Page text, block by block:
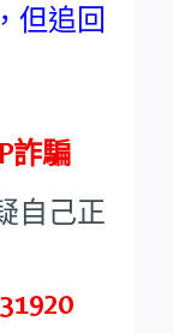
但追回
詐騙
自己正